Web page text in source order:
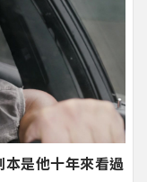
是他十年來看過